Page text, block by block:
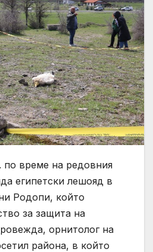
по време на редовния
египетски лешояд в
Родопи, който
за защита на
орнитолог на
района, в който